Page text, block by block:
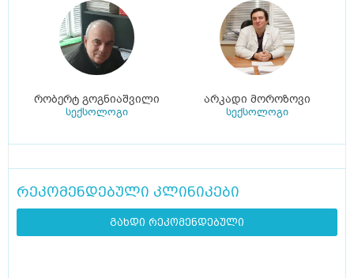
რობერტ გოგნიაშვილი
სექსოლოგი
არკადი მოროზოვი
სექსოლოგი
რეკომენდებული კლინიკები
გახდი რეკომენდებული